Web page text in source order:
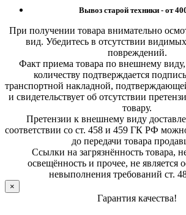
Вывоз старой техники - от
При получении товара внимательно
вид. Убедитесь в отсутствии
повреждений.
Факт приема товара по внешнему
количеству подтверждается
транспортной накладной,
и свидетельствует об отсутствии
товару.
Претензии к внешнему виду
соответствии со ст. 458 и 459 ГК РФ
до передачи товара
Ссылки на загрязнённость товара,
освещённость и прочее, не является
невыполнения требований ст.
×
Гарантия качества!